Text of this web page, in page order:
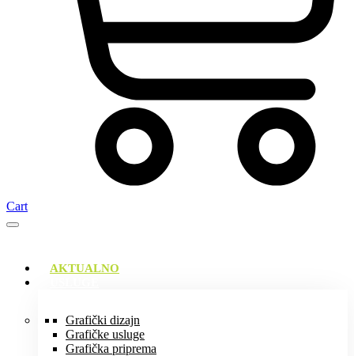
Cart
AKTUALNO
Grafički dizajn
Grafičke usluge
Grafička priprema